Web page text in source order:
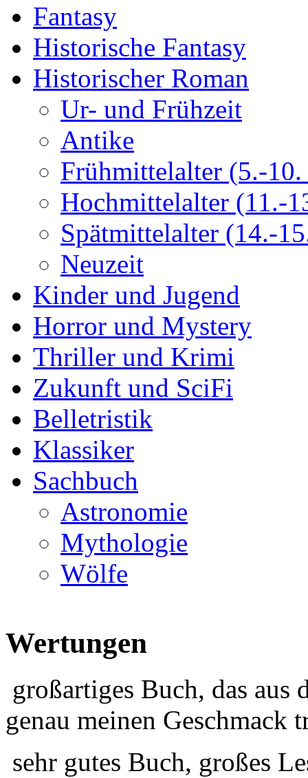
Fantasy
Historische Fantasy
Historischer Roman
Ur- und Frühzeit
Antike
Frühmittelalter (5.-10.
Hochmittelalter (11.-
Spätmittelalter (14.-
Neuzeit
Kinder und Jugend
Horror und Mystery
Thriller und Krimi
Zukunft und SciFi
Belletristik
Klassiker
Sachbuch
Astronomie
Mythologie
Wölfe
Wertungen
großartiges Buch, das aus
genau meinen Geschmack
sehr gutes Buch, großes